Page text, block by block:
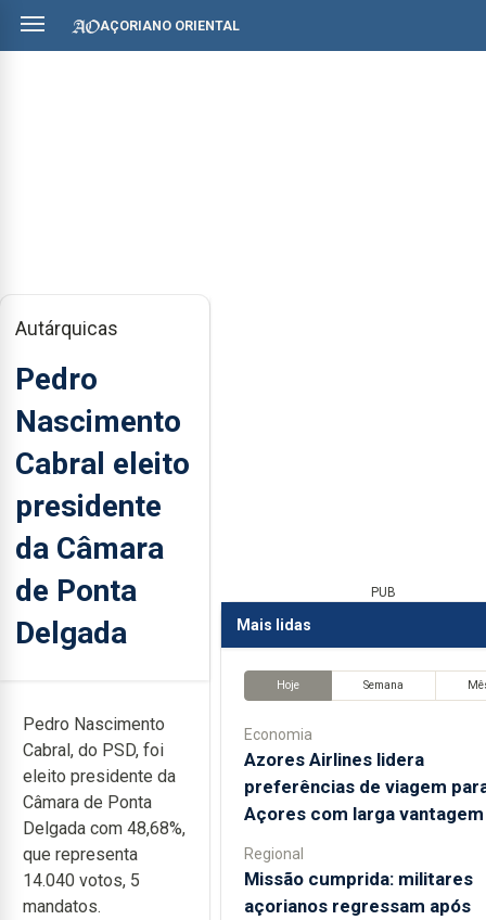
AÇORIANO ORIENTAL
Autárquicas
Pedro
Nascimento
Cabral eleito
presidente
da Câmara
de Ponta
Delgada
Pedro Nascimento
Cabral, do PSD, foi
eleito presidente da
Câmara de Ponta
Delgada com 48,68%,
que representa
14.040 votos, 5
mandatos.
PUB
Mais lidas
Hoje Semana
Economia
Azores Airlines lidera
preferências de viagem
Açores com larga vantagem
Regional
Missão cumprida: militares
açorianos regressam após